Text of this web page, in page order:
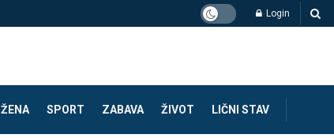
Login
ŽENA SPORT ZABAVA ŽIVOT LIČNI STAV